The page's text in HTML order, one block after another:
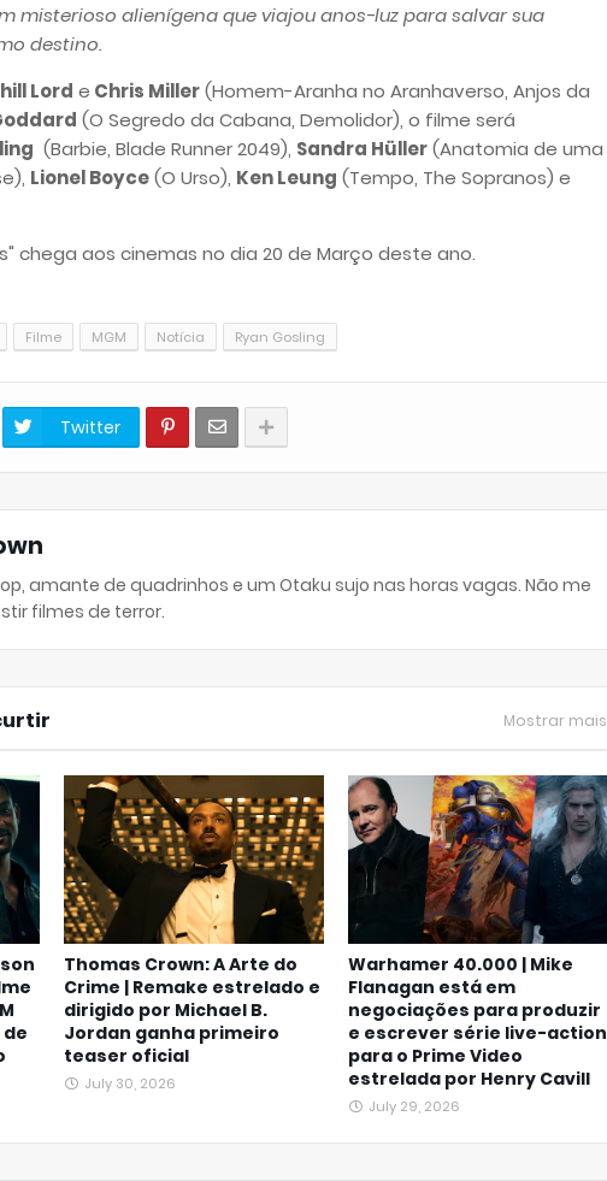
misterioso alienígena que viajou anos-luz para salvar sua
destino.
Lord e Chris Miller(Homem-Aranha no Aranhaverso, Anjos da
(O Segredo da Cabana, Demolidor), o filme será
(Barbie, Blade Runner 2049), Sandra Hüller(Anatomia de uma
Lionel Boyce(O Urso), Ken Leung (Tempo, The Sopranos) e
chega aos cinemas no dia 20 de Março deste ano.
Filme MGM Notícia Ryan Gosling
Twitter
amante de quadrinhos e um Otaku sujo nas horas vagas. Não me
filmes de terror.
Mostrar mais
Thomas Crown: A Arte do
Crime | Remake estrelado e
dirigido por Michael B.
Jordan ganha primeiro
teaser oficial
July 30, 2026
Warhamer 40.000 | Mike
Flanagan está em
negociações para produzir
e escrever série live-action
para o Prime Video
estrelada por Henry Cavill
July 29, 2026